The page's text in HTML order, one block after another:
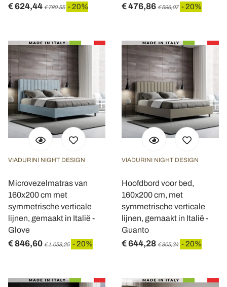
€ 624,44 € 780,55 - 20% € 476,86 € 596,07 - 20%
VIADURINI NIGHT DESIGN
Microvezelmatras van
160x200 cm met
symmetrische verticale
lijnen, gemaakt in Italië -
Glove
€ 846,60 € 1.058,25 - 20%
VIADURINI NIGHT DESIGN
Hoofdbord voor bed,
160x200 cm, met
symmetrische verticale
lijnen, gemaakt in Italië -
Guanto
€ 644,28 € 805,34 - 20%